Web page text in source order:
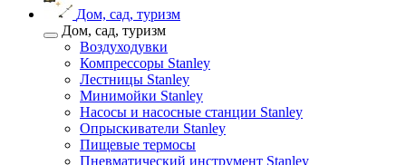
Дом, сад, туризм
Дом, сад, туризм
Воздуходувки
Компрессоры Stanley
Лестницы Stanley
Минимойки Stanley
Насосы и насосные станции Stanley
Опрыскиватели Stanley
Пищевые термосы
Пневматический инструмент Stanley